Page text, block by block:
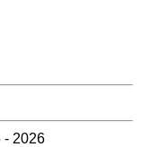
- 2026